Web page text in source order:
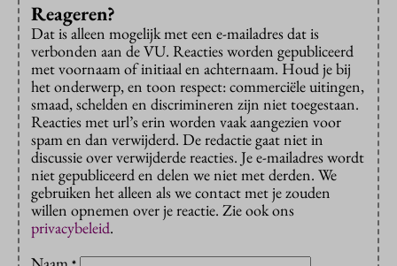
Reageren?
Dat is alleen mogelijk met een e-mailadres dat is
verbonden aan de VU. Reacties worden gepubliceerd
met voornaam of initiaal en achternaam. Houd je bij
het onderwerp, en toon respect: commerciële uitingen,
smaad, schelden en discrimineren zijn niet toegestaan.
Reacties met url’s erin worden vaak aangezien voor
spam en dan verwijderd. De redactie gaat niet in
discussie over verwijderde reacties. Je e-mailadres wordt
niet gepubliceerd en delen we niet met derden. We
gebruiken het alleen als we contact met je zouden
willen opnemen over je reactie. Zie ook ons
privacybeleid.